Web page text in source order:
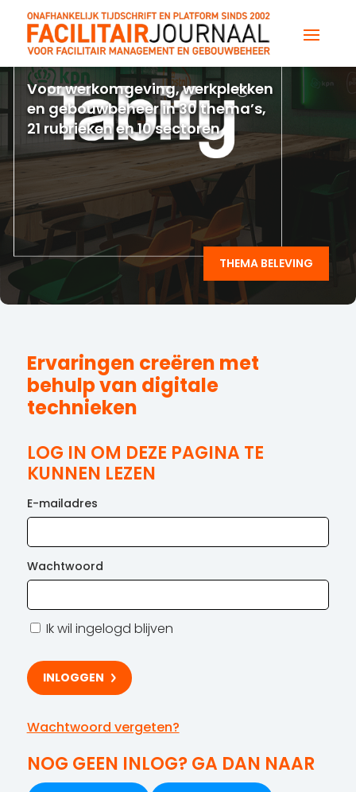
Voor werkomgeving, werkplekken
en gebouwbeheer in 30 thema’s,
21 rubrieken en 10 sectoren
THEMA BELEVING
Ervaringen creëren met
behulp van digitale
technieken
LOG IN OM DEZE PAGINA TE
KUNNEN LEZEN
E-mailadres
Wachtwoord
Ik wil ingelogd blijven
Wachtwoord vergeten?
NOG GEEN INLOG? GA DAN NAAR